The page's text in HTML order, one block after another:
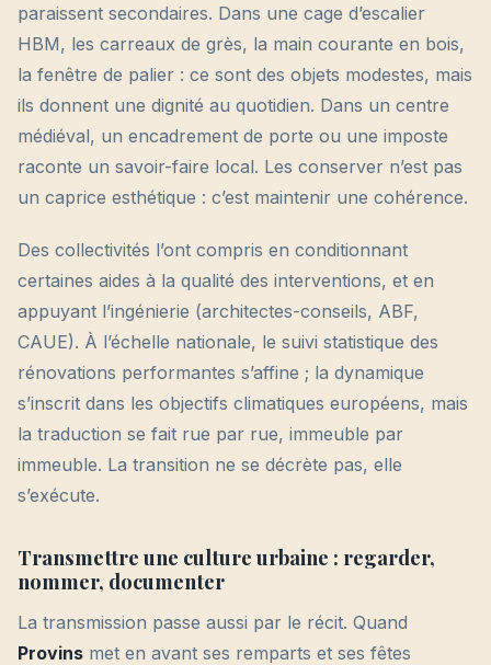
paraissent secondaires. Dans une cage d’escalier
HBM, les carreaux de grès, la main courante en bois,
la fenêtre de palier : ce sont des objets modestes, mais
ils donnent une dignité au quotidien. Dans un centre
médiéval, un encadrement de porte ou une imposte
raconte un savoir-faire local. Les conserver n’est pas
un caprice esthétique : c’est maintenir une cohérence.
Des collectivités l’ont compris en conditionnant
certaines aides à la qualité des interventions, et en
appuyant l’ingénierie (architectes-conseils, ABF,
CAUE). À l’échelle nationale, le suivi statistique des
rénovations performantes s’affine ; la dynamique
s’inscrit dans les objectifs climatiques européens, mais
la traduction se fait rue par rue, immeuble par
immeuble. La transition ne se décrète pas, elle
s’exécute.
Transmettre une culture urbaine : regarder,
nommer, documenter
La transmission passe aussi par le récit. Quand
Provins met en avant ses remparts et ses fêtes